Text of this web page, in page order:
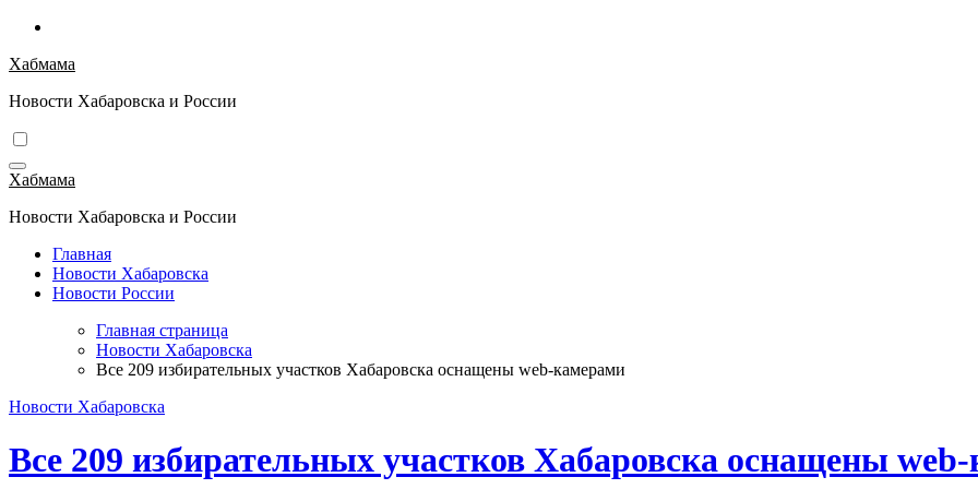
Перейти
содержимому
Хабмама
Новости Хабаровска и России
Хабмама
Новости Хабаровска и России
Главная
Новости Хабаровска
Новости России
Главная страница
Новости Хабаровска
Все 209 избирательных участков Хабаровска оснащены web-камерами
Новости Хабаровска
Все 209 избирательных участков Хабаровска оснащены